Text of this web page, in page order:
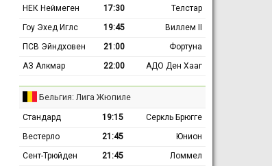
НЕК Неймеген 17:30
Телстар
Гоу Эхед Иглс
19:45
Виллем II
ПСВ Эйндховен
21:00
Фортуна
АЗ Алкмар
22:00 АДО Ден Хааг
Бельгия: Лига Жюпиле
Стандард 19:15
Серкль Брюгге
Вестерло
21:45
Юнион
Сент-Трюйден
21:45 Ломмел